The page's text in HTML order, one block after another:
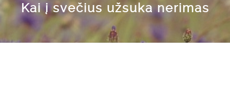
Kai į svečius užsuka nerimas